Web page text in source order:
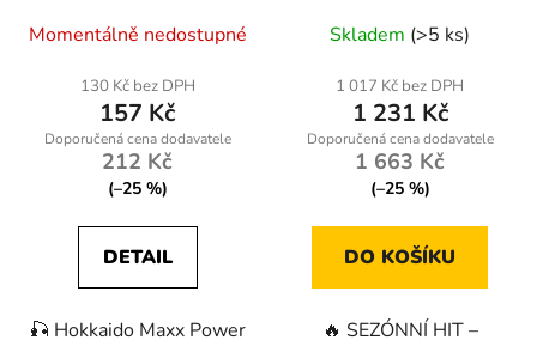
Momentálně nedostupné
130 Kč bez DPH
157 Kč
212 Kč
(–25 %)
DETAIL
🎣 Hokkaido Maxx Power
Skladem (>5 ks)
1 017 Kč bez DPH
1 231 Kč
1 663 Kč
(–25 %)
DO KOŠÍKU
🔥 SEZÓNNÍ HIT –